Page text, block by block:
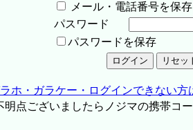
メール・電話番号を保存
パスワード
パスワードを保存
ホ・ガラケー・ログインできない方
点ございましたらノジマの携帯コー